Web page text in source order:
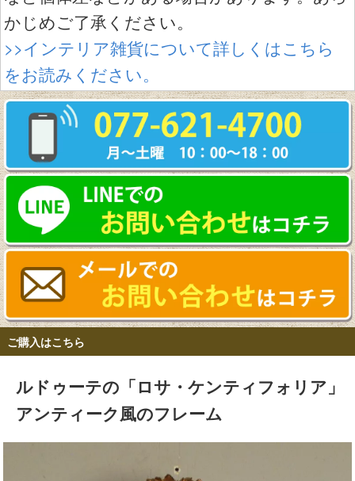
かじめご了承ください。
>>インテリア雑貨について詳しくはこちら
をお読みください。
ご購入はこちら
ルドゥーテの「ロサ・ケンティフォリア」
アンティーク風のフレーム